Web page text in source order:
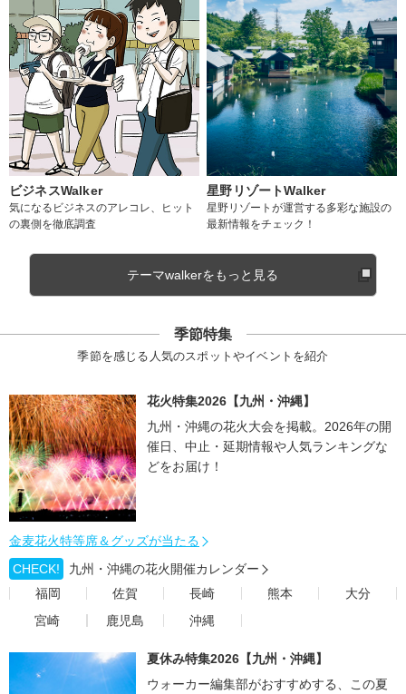
ビジネスWalker
気になるビジネスのアレコレ、ヒット
の裏側を徹底調査
星野リゾートWalker
星野リゾートが運営する多彩な施設の
最新情報をチェック！
テーマwalkerをもっと見る
季節特集
季節を感じる人気のスポットやイベントを紹介
花火特集2026【九州・沖縄】
九州・沖縄の花火大会を掲載。2026年の開
催日、中止・延期情報や人気ランキングな
どをお届け！
金麦花火特等席＆グッズが当たる
CHECK!
九州・沖縄の花火開催カレンダー
福岡
佐賀 長崎 熊本
大分
宮崎
鹿児島 沖縄
夏休み特集2026【九州・沖縄】
ウォーカー編集部がおすすめする、この夏